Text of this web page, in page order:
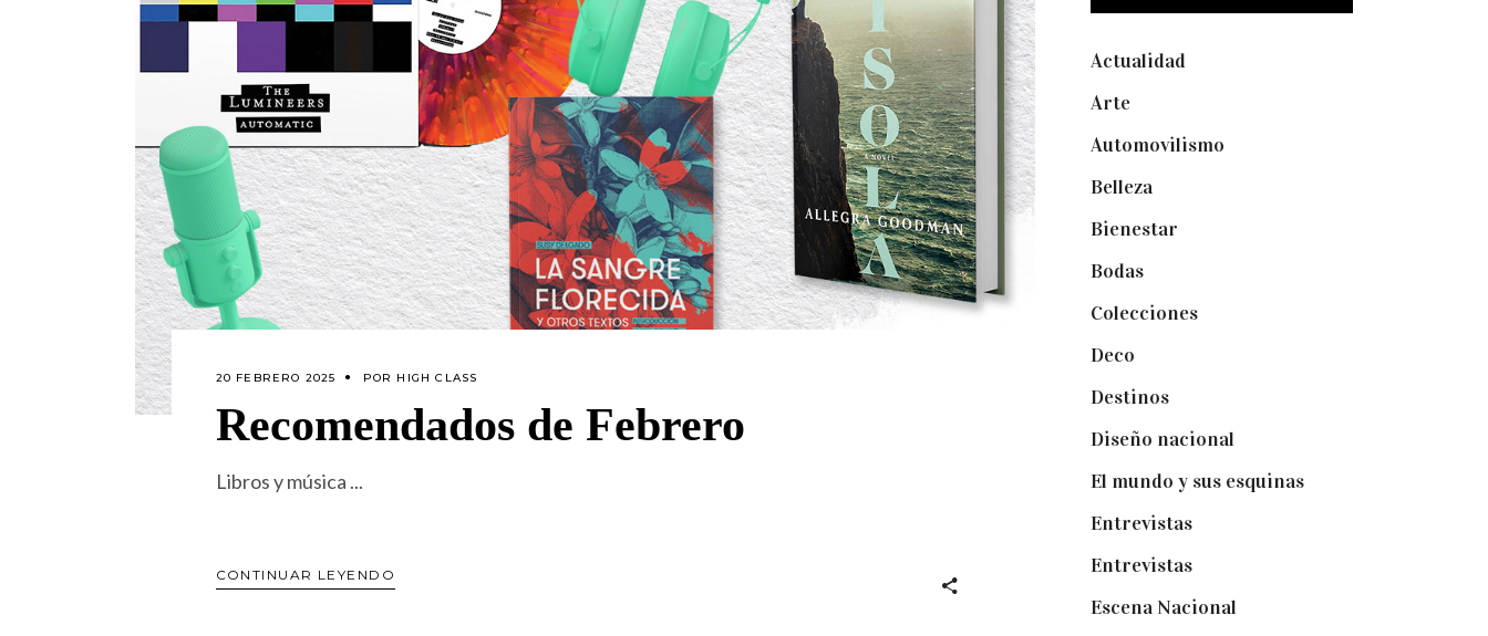
20 FEBRERO 2025 POR HIGH CLASS
Recomendados de Febrero
Libros y música
CONTINUAR LEYENDO
Actualidad
Arte(74)
Automovilismo
Belleza(32)
Bienestar
Bodas(73)
Colecciones(22)
Deco
Destinos(6)
Diseño nacional
El mundo y sus esquinas(25)
Entrevistas(36)
Entrevistas(14)
Escena Nacional